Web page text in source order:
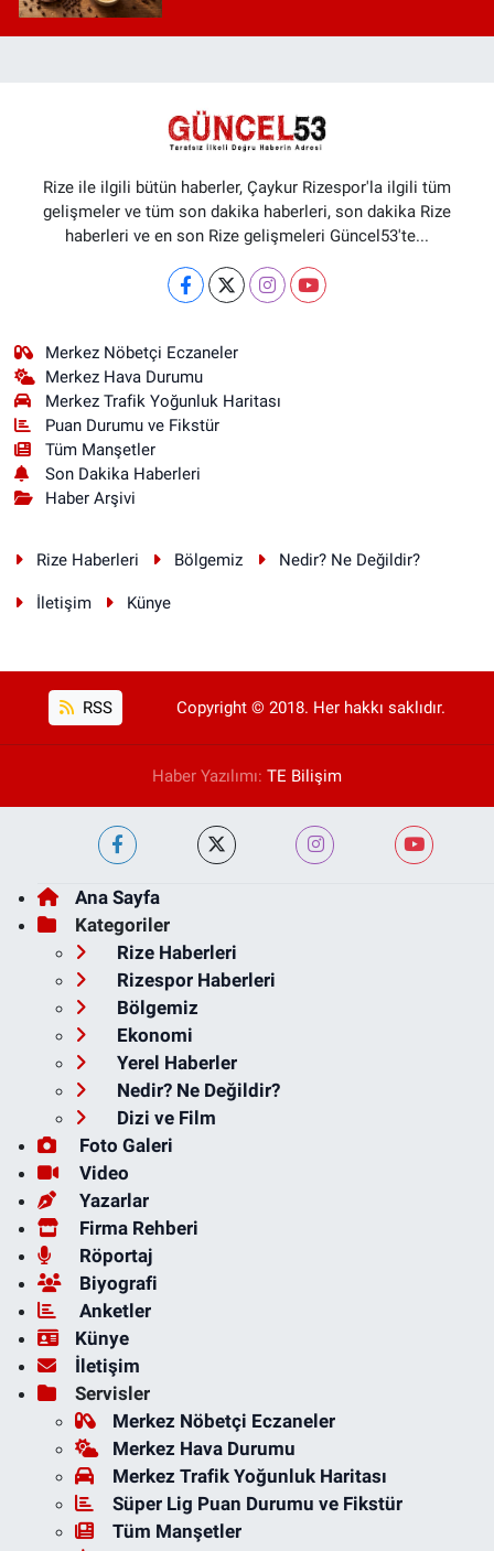
Rize ile ilgili bütün haberler, Çaykur Rizespor'la ilgili tüm
gelişmeler ve tüm son dakika haberleri, son dakika Rize
haberleri ve en son Rize gelişmeleri Güncel53'te...
Merkez Nöbetçi Eczaneler
Merkez Hava Durumu
Merkez Trafik Yoğunluk Haritası
Puan Durumu ve Fikstür
Tüm Manşetler
Son Dakika Haberleri
Haber Arşivi
Rize Haberleri Bölgemiz Nedir? Ne Değildir?
İletişim Künye
RSS Copyright © 2018. Her hakkı saklıdır.
Haber Yazılımı: TE Bilişim
Ana Sayfa
Kategoriler
Rize Haberleri
Rizespor Haberleri
Bölgemiz
Ekonomi
Yerel Haberler
Nedir? Ne Değildir?
Dizi ve Film
Foto Galeri
Video
Yazarlar
Firma Rehberi
Röportaj
Biyografi
Anketler
Künye
İletişim
Servisler
Merkez Nöbetçi Eczaneler
Merkez Hava Durumu
Merkez Trafik Yoğunluk Haritası
Süper Lig Puan Durumu ve Fikstür
Tüm Manşetler